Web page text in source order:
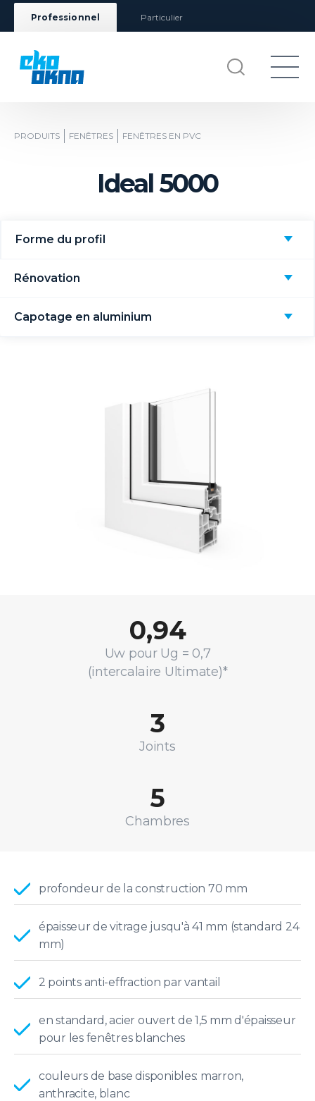
Professionnel Particulier
PRODUITS FENÊTRES FENÊTRES EN PVC
Ideal 5000
Forme du profil
Rénovation
Capotage en aluminium
0,94
Uw pour Ug = 0,7
(intercalaire Ultimate)*
3
Joints
5
Chambres
profondeur de la construction 70 mm
épaisseur de vitrage jusqu'à 41 mm (standard 24
mm)
2 points anti-effraction par vantail
en standard, acier ouvert de 1,5 mm d'épaisseur
pour les fenêtres blanches
couleurs de base disponibles: marron,
anthracite, blanc